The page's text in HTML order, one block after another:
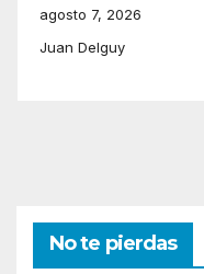
agosto 7, 2026
Juan Delguy
No te pierdas